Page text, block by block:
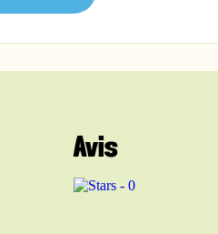
Avis